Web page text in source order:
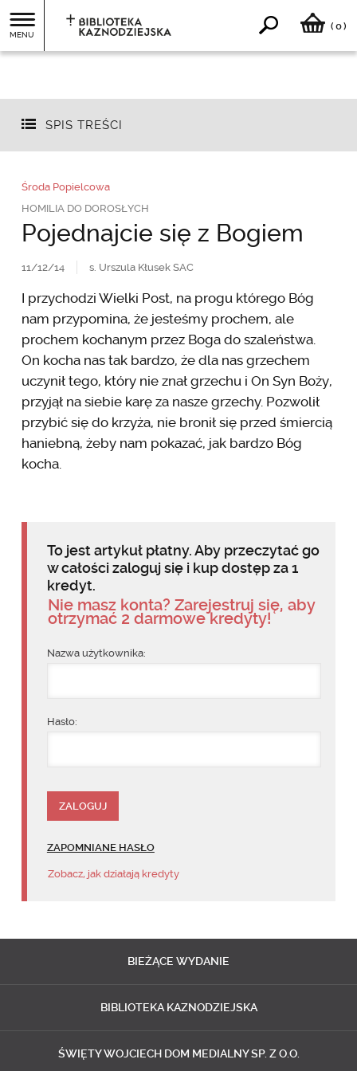
MENU
( 0)
SPIS TREŚCI
Środa Popielcowa
HOMILIA DO DOROSŁYCH
Pojednajcie się z Bogiem
11/12/14 s. Urszula Kłusek SAC
I przychodzi Wielki Post, na progu którego Bóg
nam przypomina, że jesteśmy prochem, ale
prochem kochanym przez Boga do szaleństwa.
On kocha nas tak bardzo, że dla nas grzechem
uczynił tego, który nie znał grzechu i On Syn Boży,
przyjął na siebie karę za nasze grzechy. Pozwolił
przybić się do krzyża, nie bronił się przed śmiercią
haniebną, żeby nam pokazać, jak bardzo Bóg
kocha.
To jest artykuł płatny. Aby przeczytać go
w całości zaloguj się i kup dostęp za 1
kredyt.
Nie masz konta? Zarejestruj się, aby
otrzymać 2 darmowe kredyty!
Nazwa użytkownika:
Hasło:
ZAPOMNIANE HASŁO
Zobacz, jak działają kredyty
BIEŻĄCE WYDANIE
BIBLIOTEKA KAZNODZIEJSKA
ŚWIĘTY WOJCIECH DOM MEDIALNY SP. Z O.O.